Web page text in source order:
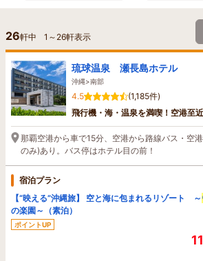
26軒中 1 ～ 26軒表示
琉球温泉 瀬長島ホテル
沖縄>南部
4.5
(1,185件)
飛行機・海・温泉を満喫！空港至
那覇空港から車で15分、空港から路線バス・空
のみ)あり。バス停はホテル目の前！
宿泊プラン
【“映える”沖縄旅】 空と海に包まれるリゾート ～
の楽園～（素泊）
ポイントUP